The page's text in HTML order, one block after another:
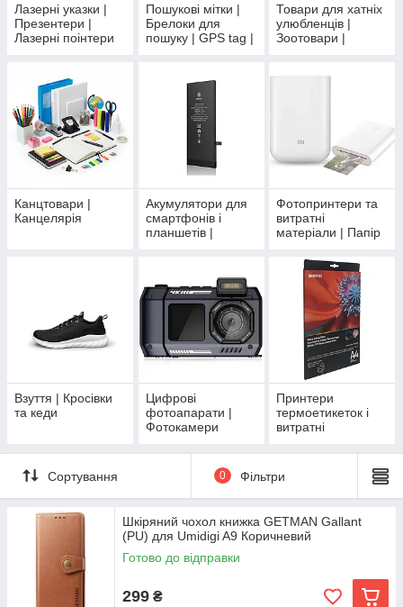
Лазерні указки |
Презентери |
Лазерні поінтери
Пошукові мітки |
Брелоки для
пошуку | GPS tag |
Товари для хатніх
улюбленців |
Зоотовари |
Канцтовари |
Канцелярія
Акумулятори для
смартфонів і
планшетів |
Фотопринтери та
витратні
матеріали | Папір
Взуття | Кросівки
та кеди
Цифрові
фотоапарати |
Фотокамери
Camera
Принтери
термоетикеток і
витратні
Етикетки для
Сортування 0 Фільтри
Шкіряний чохол книжка GETMAN Gallant
(PU) для Umidigi A9 Коричневий
Готово до відправки
299 ₴